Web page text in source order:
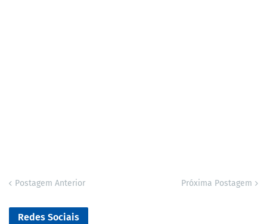
Postagem Anterior Próxima Postagem
Redes Sociais